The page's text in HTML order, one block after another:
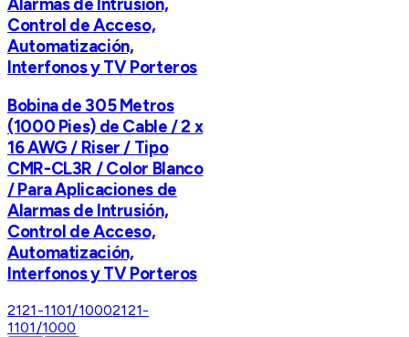
Alarmas de Intrusión,
Control de Acceso,
Automatización,
Interfonos y TV Porteros
Bobina de 305 Metros
(1000 Pies) de Cable / 2 x
16 AWG / Riser / Tipo
CMR-CL3R / Color Blanco
/ Para Aplicaciones de
Alarmas de Intrusión,
Control de Acceso,
Automatización,
Interfonos y TV Porteros
2121-1101/10002121-
1101/1000